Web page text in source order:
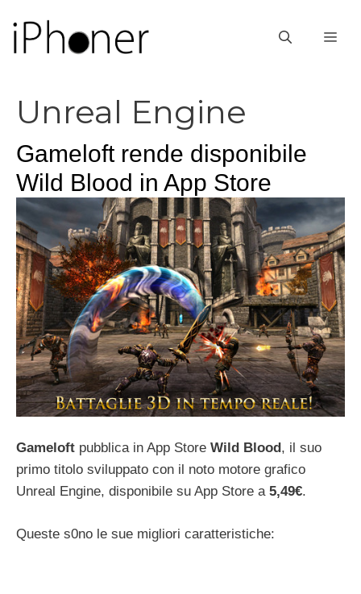
contenuto
Unreal Engine
Gameloft rende disponibile
Wild Blood in App Store
Gameloft pubblica in App Store Wild Blood , il suo
primo titolo sviluppato con il noto motore grafico
Unreal Engine, disponibile su App Store a 5,49€.
Queste s0no le sue migliori caratteristiche: